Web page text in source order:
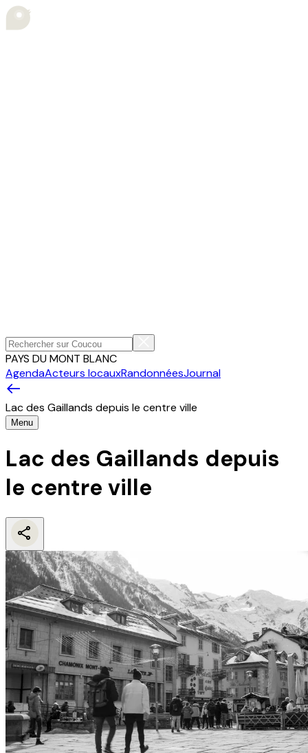
PAYS DU MONT BLANC
AgendaActeurs locauxRandonnéesJournal
Lac des Gaillands depuis le centre ville
Menu
Lac des Gaillands depuis
le centre ville